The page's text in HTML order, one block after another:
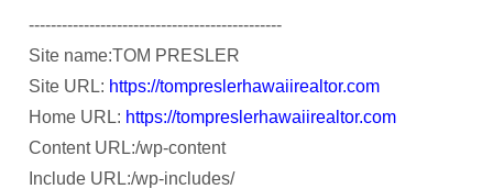
----------------------------------------------
Site name:TOM PRESLER
Site URL: https://tompreslerhawaiirealtor.com
Home URL: https://tompreslerhawaiirealtor.com
Content URL:/wp-content
Include URL:/wp-includes/